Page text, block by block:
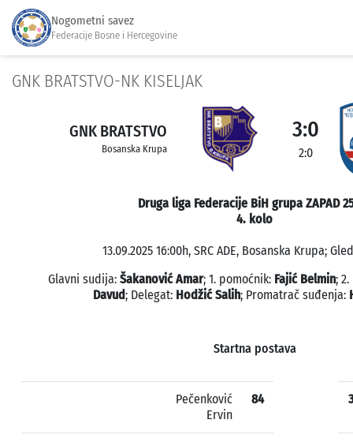
Nogometni savez
Federacije Bosne i Hercegovine
GNK BRATSTVO-NK KISELJAK
GNK BRATSTVO
Bosanska Krupa
3:0
2:0
Druga liga Federacije BiH grupa ZAPAD
4. kolo
13.09.2025 16:00h, SRC ADE, Bosanska Krupa;
Glavni sudija: Šakanović Amar; 1. pomoćnik: Fajić Belmin;
Davud; Delegat: Hodžić Salih; Promatrač suđenja:
Startna postava
Pečenković
Ervin
84